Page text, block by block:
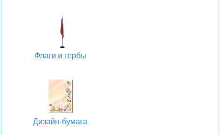
Флаги и гербы
Дизайн-бумага